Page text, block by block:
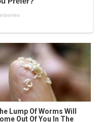
Lump Of Worms Will
Out Of You In The